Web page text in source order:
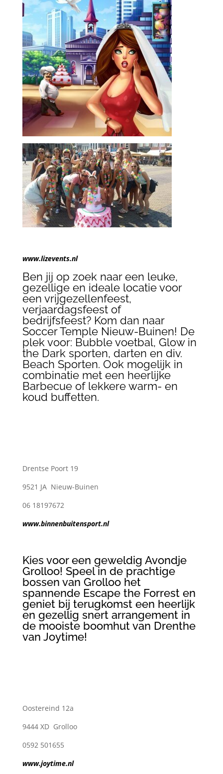
www.lizevents.nl
Ben jij op zoek naar een leuke,
gezellige en ideale locatie voor
een vrijgezellenfeest,
verjaardagsfeest of
bedrijfsfeest? Kom dan naar
Soccer Temple Nieuw-Buinen! De
plek voor: Bubble voetbal, Glow in
the Dark sporten, darten en div.
Beach Sporten. Ook mogelijk in
combinatie met een heerlijke
Barbecue of lekkere warm- en
koud buffetten.
Drentse Poort 19
9521 JA Nieuw-Buinen
06 18197672
www.binnenbuitensport.nl
Kies voor een geweldig Avondje
Grolloo! Speel in de prachtige
bossen van Grolloo het
spannende Escape the Forrest en
geniet bij terugkomst een heerlijk
en gezellig snert arrangement in
de mooiste boomhut van Drenthe
van Joytime!
Oostereind 12a
9444 XD Grolloo
0592 501655
www.joytime.nl